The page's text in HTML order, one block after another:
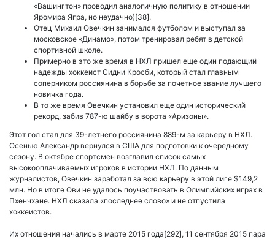
«Вашингтон» проводил аналогичную политику в отношении
Яромира Ягра, но неудачно)[38].
Отец Михаил Овечкин занимался футболом и выступал за
московское «Динамо», потом тренировал ребят в детской
спортивной школе.
Примерно в это же время в НХЛ пришел еще один подающий
надежды хоккеист Сидни Кросби, который стал главным
соперником россиянина в борьбе за почетное звание лучшего
новичка года.
В то же время Овечкин установил еще один исторический
рекорд, забив 787-ю шайбу в ворота «Аризоны».
Этот гол стал для 39-летнего россиянина 889-м за карьеру в НХЛ.
Осенью Александр вернулся в США для подготовки к очередному
сезону. В октябре спортсмен возглавил список самых
высокооплачиваемых игроков в истории НХЛ. По данным
журналистов, Овечкин заработал за всю карьеру в этой лиге $149,2
млн. Но в итоге Ови не удалось поучаствовать в Олимпийских играх в
Пхенчхане. НХЛ сказала «последнее слово» и не отпустила
хоккеистов.
Их отношения начались в марте 2015 года[292], 11 сентября 2015 пара